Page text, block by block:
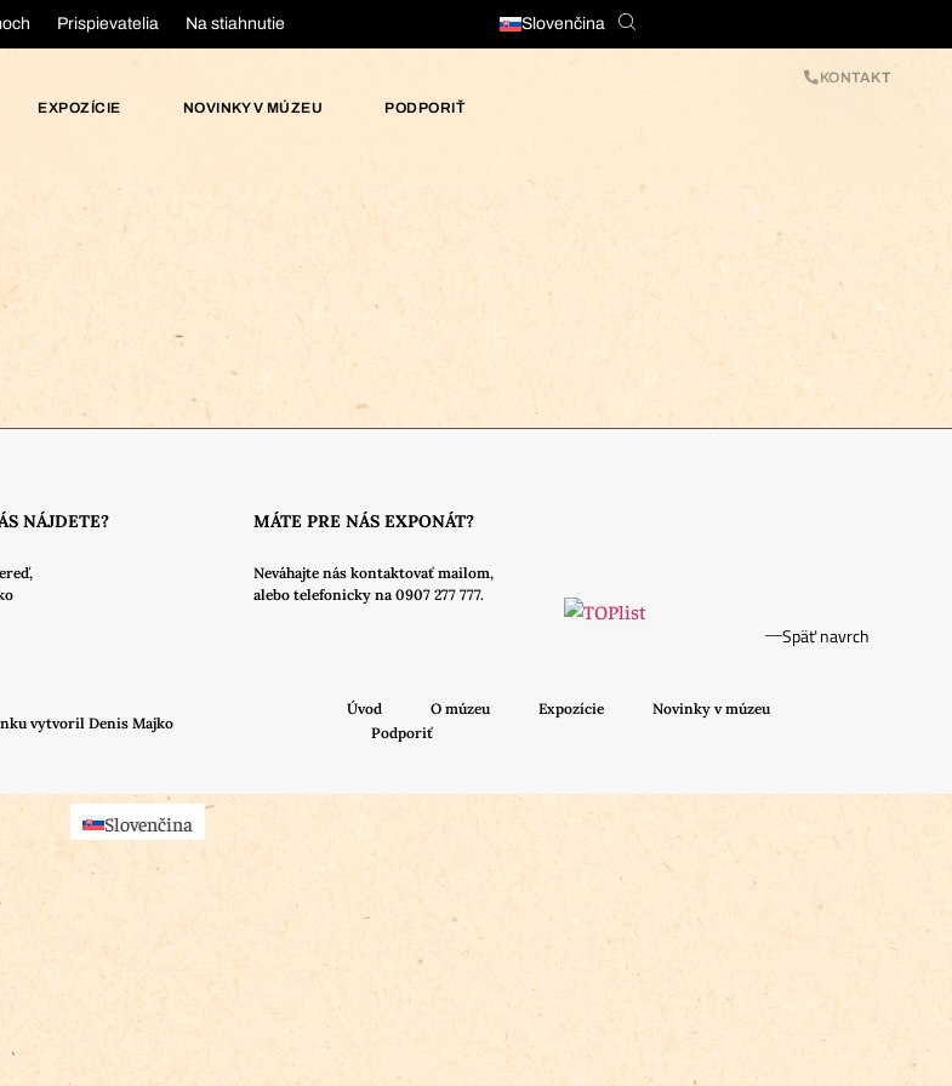
Prispievatelia Na stiahnutie Slovenčina
EXPOZÍCIE NOVINKY V MÚZEU PODPORIŤ
KONTAKT
NÁJDETE? MÁTE PRE NÁS EXPONÁT?
Neváhajte nás kontaktovať mailom,
alebo telefonicky na 0907 277 777.
vytvoril Denis Majko
Úvod O múzeu Expozície
Novinky v múzeu
Podporiť
Späť navrch
Slovenčina